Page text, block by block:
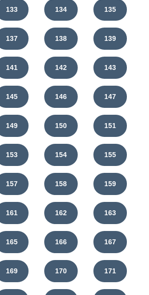
133 134 135
137 138 139
141 142 143
145 146 147
149 150 151
153 154 155
157 158 159
161 162 163
165 166 167
169 170 171